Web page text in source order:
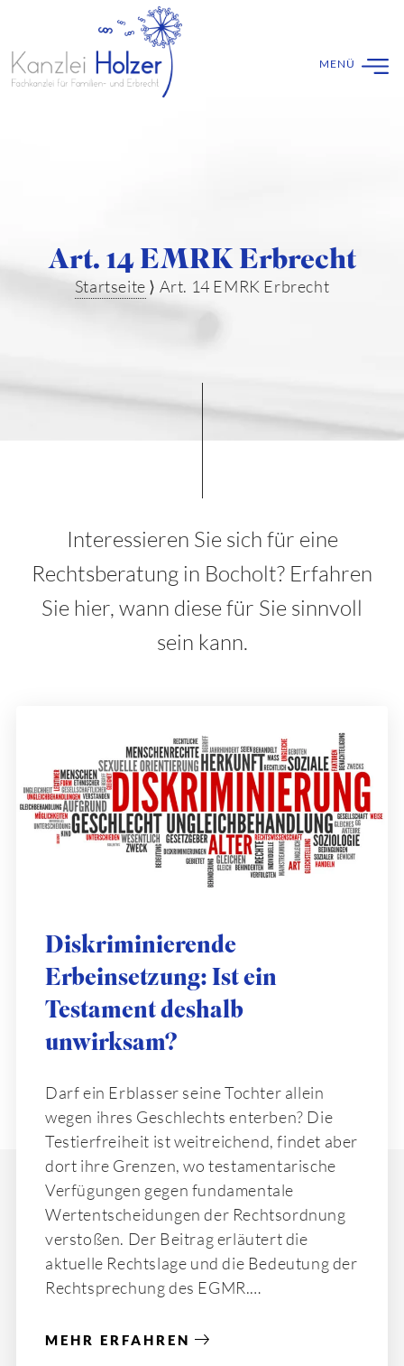
Art. 14 EMRK Erbrecht
Startseite ⟩ Art. 14 EMRK Erbrecht
Interessieren Sie sich für eine
Rechtsberatung in Bocholt? Erfahren
Sie hier, wann diese für Sie sinnvoll
sein kann.
Diskriminierende
Erbeinsetzung: Ist ein
Testament deshalb
unwirksam?
Darf ein Erblasser seine Tochter allein
wegen ihres Geschlechts enterben? Die
Testierfreiheit ist weitreichend, findet aber
dort ihre Grenzen, wo testamentarische
Verfügungen gegen fundamentale
Wertentscheidungen der Rechtsordnung
verstoßen. Der Beitrag erläutert die
aktuelle Rechtslage und die Bedeutung der
Rechtsprechung des EGMR.
MEHR ERFAHREN